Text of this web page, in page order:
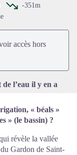
plein écran
-351m
accès hors
l’eau il y en a
« béals »
» (le bassin) ?
révèle la vallée
Gardon de Saint-